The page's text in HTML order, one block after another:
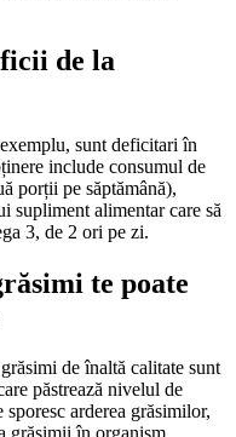
de la
sunt deficitari în
include consumul de
porții pe săptămână),
supliment alimentar care să
3, de 2 ori pe zi.
te poate
de înaltă calitate sunt
păstrează nivelul de
arderea grăsimilor,
grăsimii în organism.